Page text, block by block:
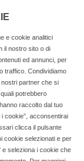
web per i
riservati.
Largo San
Cell:
- Rea: LE-
e cookie analitici
il nostro sito o di
ed annunci, per
traffico. Condividiamo
partner che si
potrebbero
raccolto dal tuo
cookie”, acconsentirai
clicca il pulsante
cookie selezionati e per
e seleziona i cookie che